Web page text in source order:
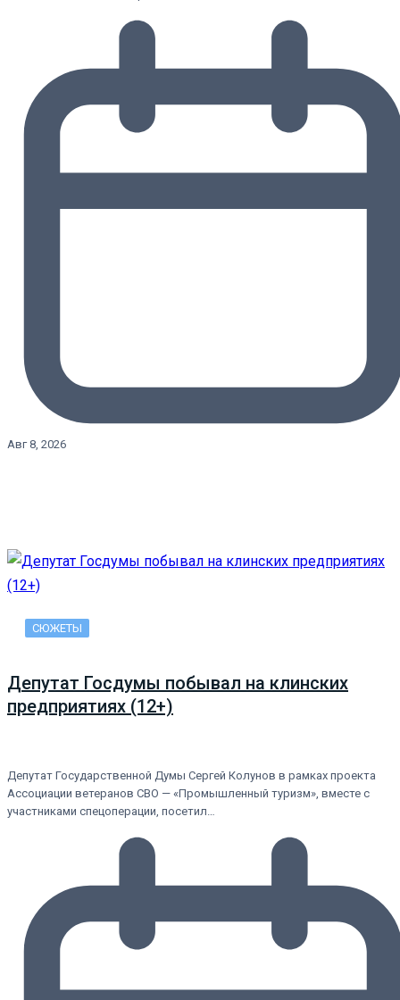
Авг 8, 2026
СЮЖЕТЫ
Депутат Госдумы побывал на клинских
предприятиях (12+)
Депутат Государственной Думы Сергей Колунов в рамках проекта
Ассоциации ветеранов СВО — «Промышленный туризм», вместе с
участниками спецоперации, посетил…